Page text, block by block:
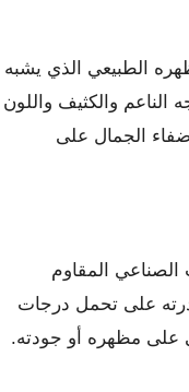
الطبيعي الذي يشبه
الناعم والكثيف واللون
الجمال على
المقاوم
على تحمل درجات
على مظهره أو جودته.